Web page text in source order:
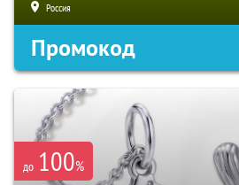
Россия
Промокод
до 100%